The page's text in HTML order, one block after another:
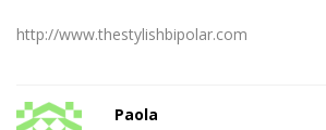
http://www.thestylishbipolar.com
Paola